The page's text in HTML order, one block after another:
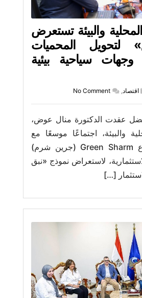
والبيئة تستعرض
لتحويل المحميات
وجهات سياحية بيئية
اقتصاد,
No Comment
عقدت الدكتورة منال عوض،
والبيئة، اجتماعًا موسعًا مع
فريق عمل مشروع Green Sharm (جرين شرم)
لاستعراض نموذج «نبق
[…]